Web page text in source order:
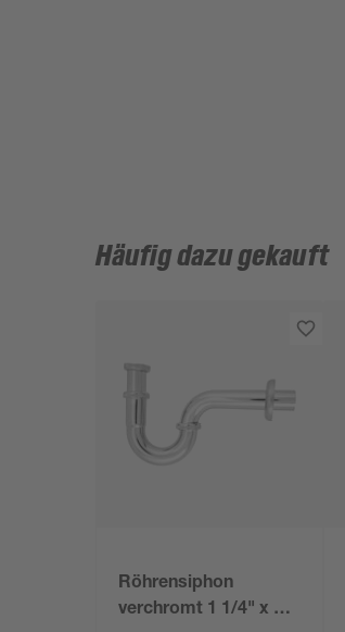
Häufig dazu gekauft
Röhrensiphon
verchromt 1 1/4" x 32